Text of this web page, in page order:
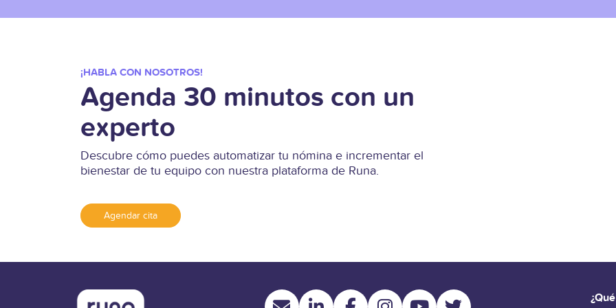
¡HABLA CON NOSOTROS!
Agenda 30 minutos con un
experto
Descubre cómo puedes automatizar tu nómina e incrementar el
bienestar de tu equipo con nuestra plataforma de Runa.
Agendar cita